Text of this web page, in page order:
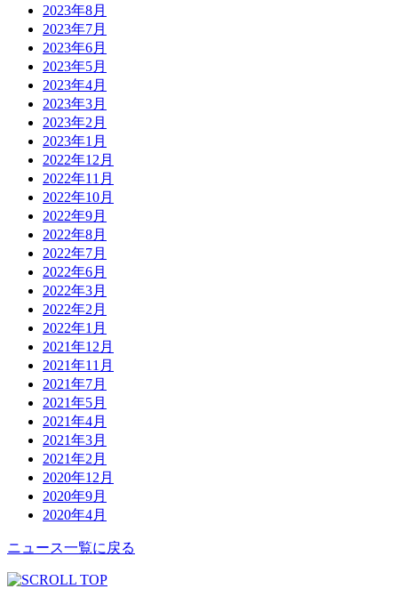
2023年8月
2023年7月
2023年6月
2023年5月
2023年4月
2023年3月
2023年2月
2023年1月
2022年12月
2022年11月
2022年10月
2022年9月
2022年8月
2022年7月
2022年6月
2022年3月
2022年2月
2022年1月
2021年12月
2021年11月
2021年7月
2021年5月
2021年4月
2021年3月
2021年2月
2020年12月
2020年9月
2020年4月
ニュース一覧に戻る